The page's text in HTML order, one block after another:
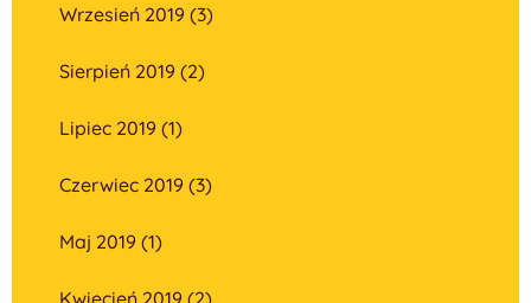
Wrzesień 2019 (3)
Sierpień 2019 (2)
Lipiec 2019 (1)
Czerwiec 2019 (3)
Maj 2019 (1)
Kwiecień 2019 (2)